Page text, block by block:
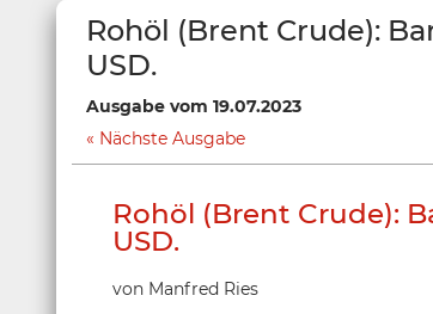
Rohöl (Brent Crude):
USD.
Ausgabe vom 19.07.2023
Nächste Ausgabe
Rohöl (Brent Crude):
USD.
von Manfred Ries